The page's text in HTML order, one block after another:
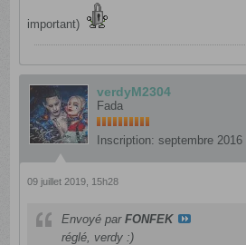
important)
verdyM2304
Fada
Inscription: septembre 2016
09 juillet 2019, 15h28
Envoyé parFONFEK
réglé, verdy :)